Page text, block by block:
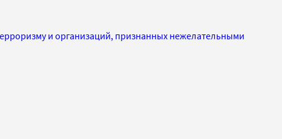
и организаций, признанных нежелательными